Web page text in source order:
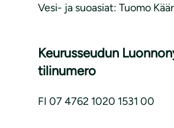
Vesi- ja suoasiat: Tuomo
Keurusseudun
tilinumero
FI 07 4762 1020 1531 00